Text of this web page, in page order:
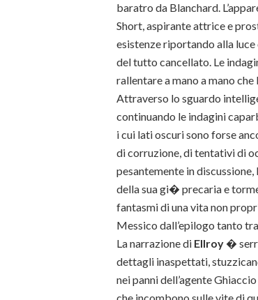
baratro da Blanchard.
Short, aspirante attrice e
esistenze riportando alla
del tutto cancellato. Le
rallentare a mano a mano
Attraverso lo sguardo
continuando le indagini
i cui lati oscuri sono forse
di corruzione, di tentativi di
pesantemente in
della sua gi� precaria e
fantasmi di una vita non
Messico dall’epilogo tanto
La narrazione di Ellroy �
dettagli inaspettati,
nei panni dell’agente